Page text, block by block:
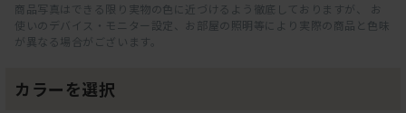
商品写真はできる限り実物の色に近づけるよう徹底しておりますが、 お
使いのデバイス・モニター設定、お部屋の照明等により実際の商品と色味
が異なる場合がございます。
カラーを選択